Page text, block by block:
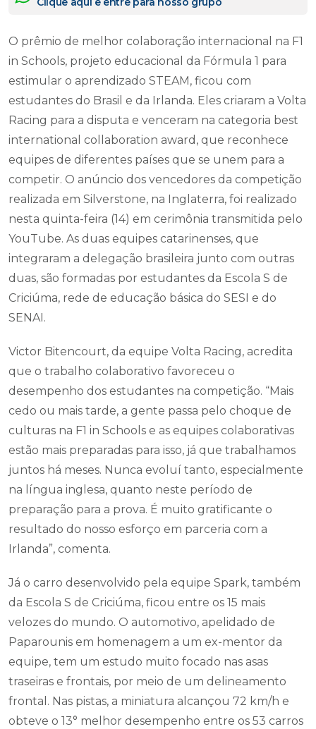
O prêmio de melhor colaboração internacional na F1
in Schools, projeto educacional da Fórmula 1 para
estimular o aprendizado STEAM, ficou com
estudantes do Brasil e da Irlanda. Eles criaram a Volta
Racing para a disputa e venceram na categoria best
international collaboration award, que reconhece
equipes de diferentes países que se unem para a
competir. O anúncio dos vencedores da competição
realizada em Silverstone, na Inglaterra, foi realizado
nesta quinta-feira (14) em cerimônia transmitida pelo
YouTube. As duas equipes catarinenses, que
integraram a delegação brasileira junto com outras
duas, são formadas por estudantes da Escola S de
Criciúma, rede de educação básica do SESI e do
SENAI.
Victor Bitencourt, da equipe Volta Racing, acredita
que o trabalho colaborativo favoreceu o
desempenho dos estudantes na competição. “Mais
cedo ou mais tarde, a gente passa pelo choque de
culturas na F1 in Schools e as equipes colaborativas
estão mais preparadas para isso, já que trabalhamos
juntos há meses. Nunca evoluí tanto, especialmente
na língua inglesa, quanto neste período de
preparação para a prova. É muito gratificante o
resultado do nosso esforço em parceria com a
Irlanda”, comenta.
Já o carro desenvolvido pela equipe Spark, também
da Escola S de Criciúma, ficou entre os 15 mais
velozes do mundo. O automotivo, apelidado de
Paparounis em homenagem a um ex-mentor da
equipe, tem um estudo muito focado nas asas
traseiras e frontais, por meio de um delineamento
frontal. Nas pistas, a miniatura alcançou 72 km/h e
obteve o 13° melhor desempenho entre os 53 carros